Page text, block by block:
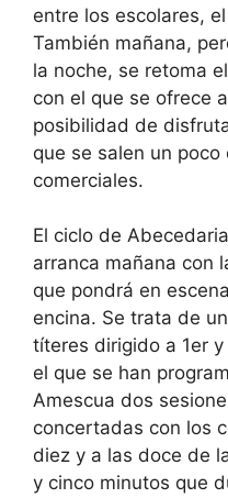
entre los escolares,
También mañana,
la noche, se retoma
con el que se ofrece
posibilidad de
que se salen un
comerciales.
El ciclo de
arranca mañana con
que pondrá en
encina. Se trata de
títeres dirigido a 1er
el que se han
Amescua dos
concertadas con los
diez y a las doce de
y cinco minutos que